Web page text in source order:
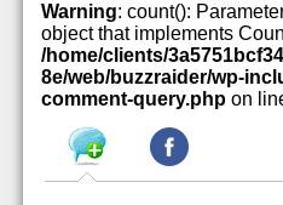
Warning: count():
object that implements
/home/clients/
8e/web/buzzraider/wp-
comment-query.php on